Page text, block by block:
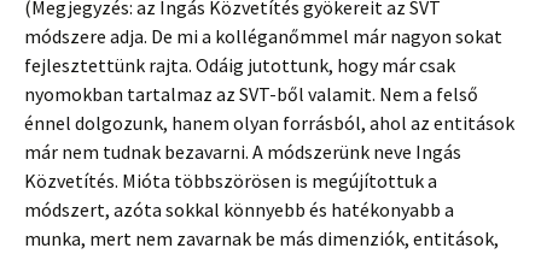
(Megjegyzés: az Ingás Közvetítés gyökereit az SVT
módszere adja. De mi a kolléganőmmel már nagyon sokat
fejlesztettünk rajta. Odáig jutottunk, hogy már csak
nyomokban tartalmaz az SVT-ből valamit. Nem a felső
énnel dolgozunk, hanem olyan forrásból, ahol az entitások
már nem tudnak bezavarni. A módszerünk neve Ingás
Közvetítés. Mióta többszörösen is megújítottuk a
módszert, azóta sokkal könnyebb és hatékonyabb a
munka, mert nem zavarnak be más dimenziók, entitások,